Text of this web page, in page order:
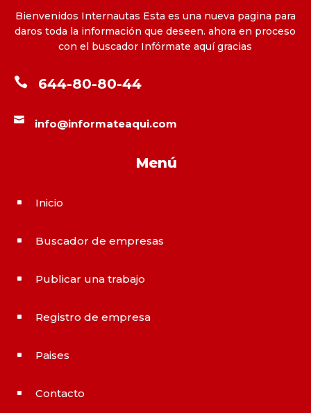
Bienvenidos Internautas Esta es una nueva pagina para
daros toda la información que deseen. ahora en proceso
con el buscador Infórmate aquí gracias
 644-80-80-44
 info@informateaqui.com
Menú
^ Inicio
^ Buscador de empresas
^ Publicar una trabajo
^ Registro de empresa
^ Paises
^ Contacto